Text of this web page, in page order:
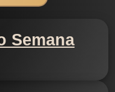
Semana